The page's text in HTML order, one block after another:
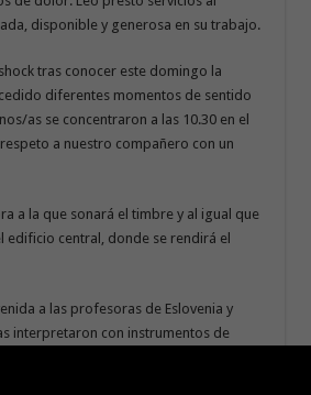
disponible y generosa en su trabajo.
tras conocer este domingo la
diferentes momentos de sentido
as se concentraron a las 10.30 en el
a nuestro compañero con un
a la que sonará el timbre y al igual que
central, donde se rendirá el
a las profesoras de Eslovenia y
interpretaron con instrumentos de